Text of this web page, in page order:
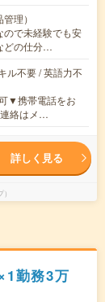
理）
ので未経験でも安
どの仕分…
ル不要 / 英語力不
▼携帯電話をお
絡はメ…
詳しく見る
勤務3万